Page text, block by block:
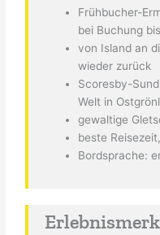
Frühbucher-
bei Buchung
von Island an
wieder zurück
Scoresby-
Welt in
gewaltige
beste
Bordsprache: